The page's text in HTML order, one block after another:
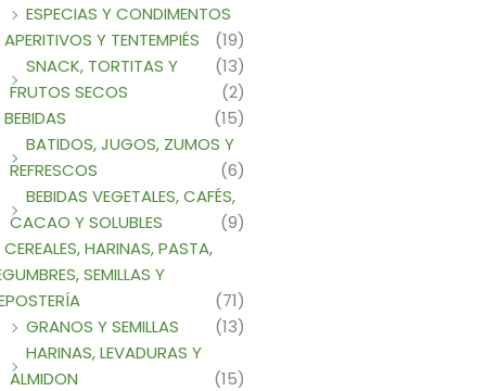
ESPECIAS Y CONDIMENTOS
(19)
APERITIVOS Y TENTEMPIÉS
(13)
SNACK, TORTITAS Y
FRUTOS SECOS
(2)
BEBIDAS
(15)
BATIDOS, JUGOS, ZUMOS Y
REFRESCOS
(6)
BEBIDAS VEGETALES, CAFÉS,
CACAO Y SOLUBLES
(9)
CEREALES, HARINAS, PASTA,
SEMILLAS Y
(71)
GRANOS Y SEMILLAS
(13)
HARINAS, LEVADURAS Y
ALMIDON
(15)